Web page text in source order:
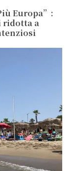
Europa”:
ridotta a